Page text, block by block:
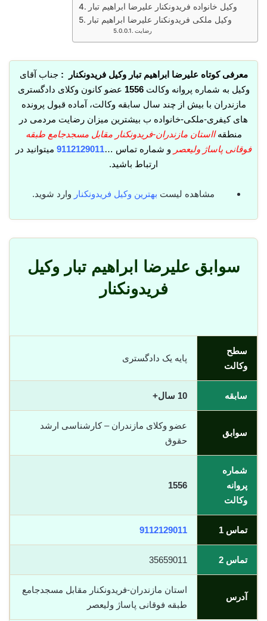
وکیل خانواده فریدونکنار علیرضا ابراهیم تبار
وکیل ملکی فریدونکنار علیرضا ابراهیم تبار
رضایت
معرفی کوتاه علیرضا ابراهیم تبار وکیل فریدونکنار :جناب آقای
وکیل به شماره پروانه وکالت1556 عضو کانون وکلای دادگستری
مازندران با بیش از چند سال سابقه وکالت، آماده قبول پرونده
های کیفری-ملکی-خانواده ب بیشترین میزان رضایت مردمی در
منطقهااستان مازندران-فریدونکنار مقابل مسجدجامع طبقه
فوقانی پاساژ ولیعصر و شماره تماس …9112129011 میتوانید در
ارتباط باشید.
مشاهده لیست بهترین وکیل فریدونکنار وارد شوید.
سوابق علیرضا ابراهیم تبار وکیل
فریدونکنار
سطح
وکالت
پایه یک دادگستری
سابقه 10 سال+
سوابق
عضو وکلای مازندران – کارشناسی ارشد
حقوق
شماره
پروانه
وکالت
1556
تماس 1 9112129011
تماس 2 35659011
آدرس
استان مازندران-فریدونکنار مقابل مسجدجامع
طبقه فوقانی پاساژ ولیعصر